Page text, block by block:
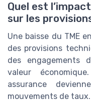
Quel est
sur les
Une baisse du TME
des provisions
des engagements
valeur
assurance
mouvements de taux.